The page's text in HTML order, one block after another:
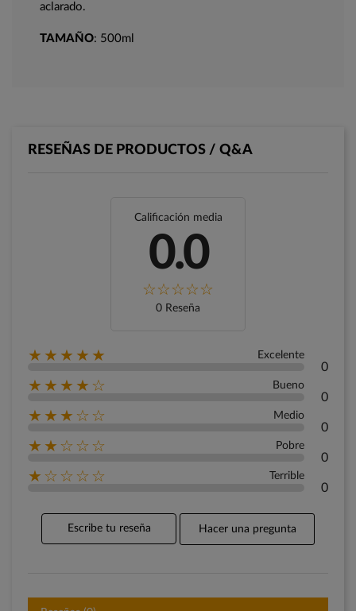
aclarado.
TAMAÑO: 500ml
RESEÑAS DE PRODUCTOS / Q&A
Calificación media
0.0
0 Reseña
★★★★★ Excelente
0
★★★★☆ Bueno
0
★★★☆☆ Medio
0
★★☆☆☆ Pobre
0
★☆☆☆☆ Terrible
0
Escribe tu reseña Hacer una pregunta